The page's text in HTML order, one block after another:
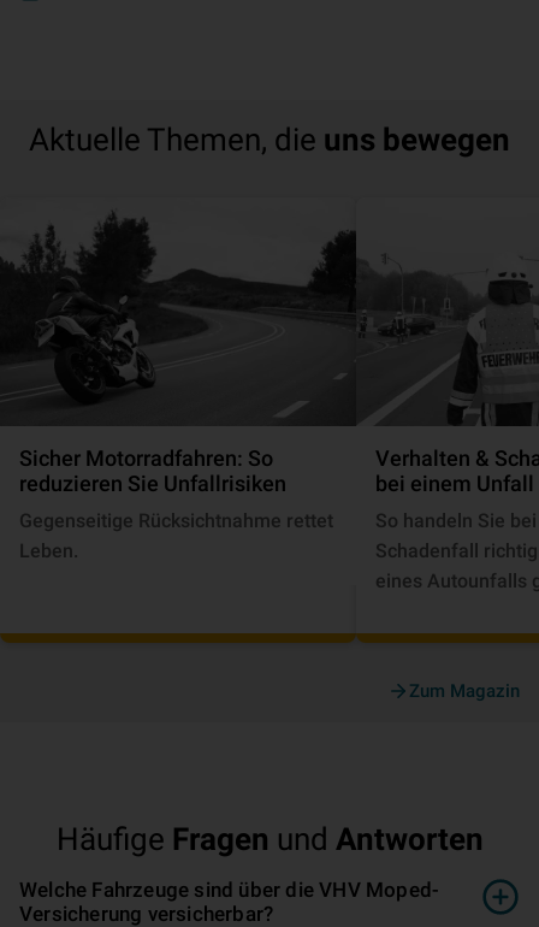
Aktuelle Themen, die uns bewegen
Sicher Motorradfahren: So
reduzieren Sie Unfallrisiken
Gegenseitige Rücksichtnahme rettet
Leben.
Verhalten &
bei einem Unfall
So handeln Sie
Schadenfall
eines Autounfalls
Zum Magazin
Häufige Fragen und Antworten
Welche Fahrzeuge sind über die VHV Moped-
Versicherung versicherbar?